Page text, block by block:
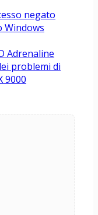
negato
Windows
Adrenaline
problemi di
9000